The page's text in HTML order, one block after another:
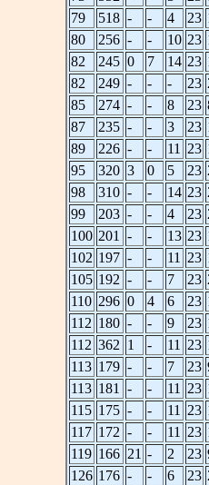
79
518 - - 4 23
80
256 - - 10 23
82
245 0 7 14 23
82
249 - - - 23
85
274 - - 8 23
87
235 - - 3 23
89
226 - - 11 23
95
320 3 0 5 23
98
310 - - 14 23
99
203 - - 4 23
100 201 - - 13 23
102 197 - - 11 23
105 192 - - 7 23
110 296 0 4 6 23
112 180 - - 9 23
112 362 1 - 11 23
113 179 - - 7 23
113 181 - - 11 23
115 175 - - 11 23
117 172 - - 11 23
119 166 21 - 2 23
126 176 - - 6 23